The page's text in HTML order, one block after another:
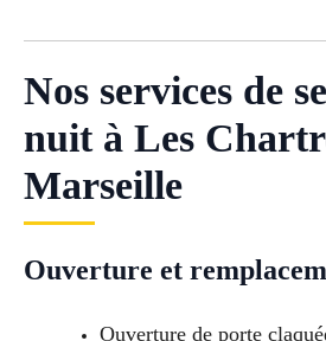
Nos services de
nuit à Les
Marseille
Ouverture et
Ouverture de porte